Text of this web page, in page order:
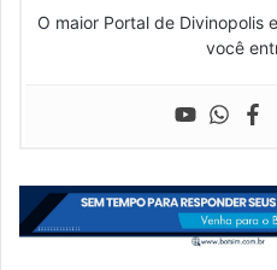
O maior Portal de Divinopolis
você